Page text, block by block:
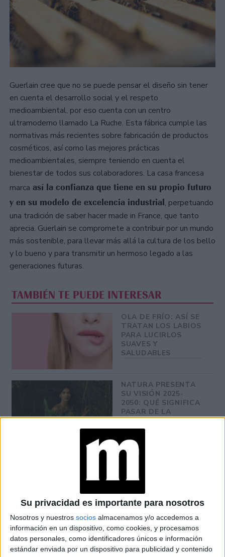
Su privacidad es importante para nosotros
Nosotros y nuestros socios almacenamos y/o accedemos a
información en un dispositivo, como cookies, y procesamos
datos personales, como identificadores únicos e información
estándar enviada por un dispositivo para publicidad y contenido
Guerlain cree que no se puede pensar el diseño sin tener
en cuenta el desarrollo social y el respeto
medioambiental, por eso cuenta con un centro
ultramoderno llamado La Ruche. Esta fábrica cumple las
normativas más recientes sobre fabricación de productos
cosméticos, así como las mejores prácticas
medioambientales, siempre teniendo en cuenta el
bienestar de todos sus colaboradores. La casa francesa
marca así la confianza que tiene en su propio futuro
y en su modelo de excelencia industrial, perpetuando
una tradición de saber hacer made in France, que tanto
aprecia. Guerlain se compromete a contribuir por un mundo
más sostenible, para llevar más allá la cultura de los bello
y lo bueno y para transmitir un hermoso legado a las
generaciones futuras.
TAMBIÉN TE PUEDE INTERESAR
OLA DE FRÍO: ASÍ SE
TRATAN LOS LABIOS
PARA LUCIRLOS
SUAVES Y
SALUDABLES
NATURA PRESENTA
SU VISIÓN 2025-
2050: QUÉ SIGNIFICA
PASAR DE LA
SOSTENIBILIDAD A
LA REGENERACIÓN
¿PELO JOVEN?: ESTO
CUIDADO
CONOCÉ EL RITUAL
DE BELLEZA FACIAL
PARA DISMINUIR LAS
ARRUGAS